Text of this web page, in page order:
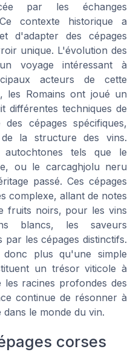
par les échanges
contexte historique a
d'adapter des cépages
unique. L'évolution des
voyage intéressant à
acteurs de cette
les Romains ont joué un
différentes techniques de
cépages spécifiques,
la structure des vins.
autochtones tels que le
ou le carcaghjolu neru
passé. Ces cépages
complexe, allant de notes
fruits noirs, pour les vins
blancs, les saveurs
par les cépages distinctifs.
plus qu'une simple
un trésor viticole à
racines profondes des
continue de résonner à
le monde du vin.
corses